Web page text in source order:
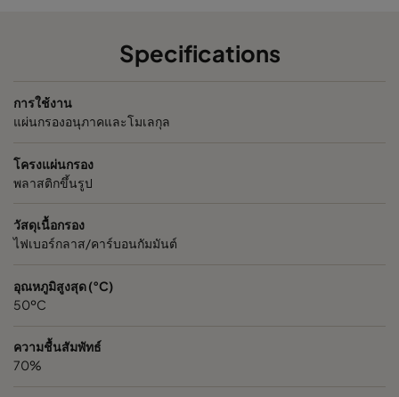
287
Specifications
การใช้งาน
แผ่นกรองอนุภาคและโมเลกุล
โครงแผ่นกรอง
พลาสติกขึ้นรูป
วัสดุเนื้อกรอง
ไฟเบอร์กลาส/คาร์บอนกัมมันต์
อุณหภูมิสูงสุด (°C)
50ºC
ความชื้นสัมพัทธ์
70%